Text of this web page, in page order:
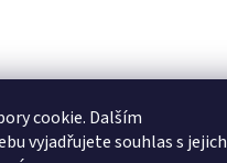
cookie. Dalším
vyjadřujete souhlas s jejich